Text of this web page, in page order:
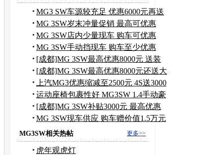
MG3 SW车源较充足 优惠6000元再送
装潢
MG 3SW岁末冲量促销 最高可优惠
8800元
MG 3SW店内少量现车 购车可优惠
8000元
MG 3SW手动挡现车 购车至少优惠
8000元
[成都]MG 3SW最高优惠8000元 送装
饰礼包
[成都]MG 3SW最高优惠8000元还送大
礼包
上汽MG3优惠缩减至2500元 4S送3000
礼包
运动座椅包裹性好 MG3SW 1.4手动豪
华
[成都]MG 3SW补贴3000元 最高优惠
5000元
MG 3SW现车供应 购车赠价值1.5万元
礼包
更多>>
MG3SW相关热帖
虎年观虎灯